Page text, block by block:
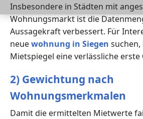
Insbesondere in Städten mit
Wohnungsmarkt ist die
Aussagekraft verbessert. Für
neuewohnung in Siegen
Mietspiegel eine verlässliche
2) Gewichtung nach
Wohnungsmerkmalen
Damit die ermittelten Mietwerte